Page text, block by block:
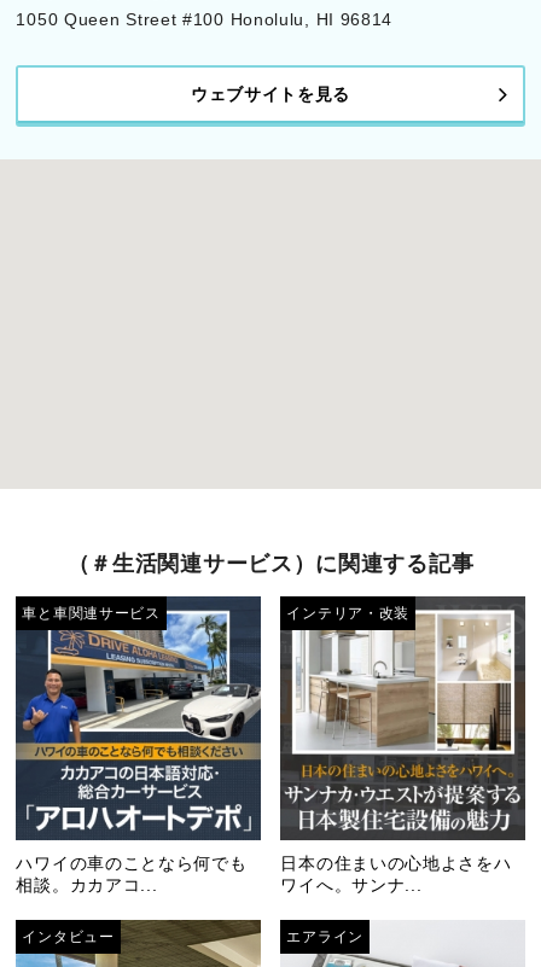
1050 Queen Street #100 Honolulu, HI 96814
ウェブサイトを見る
（＃生活関連サービス）に関連する記事
車と車関連サービス
ハワイの車のことなら何でも
相談。カカアコ...
インテリア・改装
日本の住まいの心地よさをハ
ワイへ。サンナ...
インタビュー エアライン